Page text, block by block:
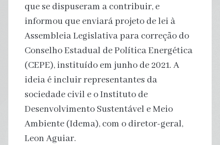
que se dispuseram a contribuir, e
informou que enviará projeto de lei à
Assembleia Legislativa para correção do
Conselho Estadual de Política Energética
(CEPE), instituído em junho de 2021. A
ideia é incluir representantes da
sociedade civil e o Instituto de
Desenvolvimento Sustentável e Meio
Ambiente (Idema), com o diretor-geral,
Leon Aguiar.